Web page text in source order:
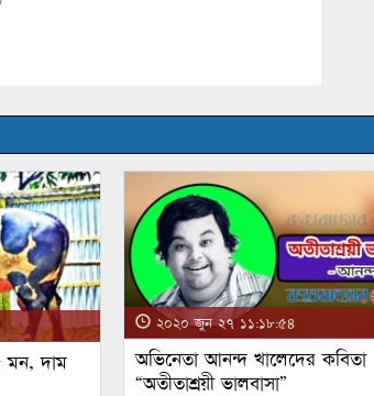
মন, দাম
২০২০ জুন ২৭ ১১:১৮:৫৪
অভিনেতা আনন্দ খালেদের কবিতা
“অতীতাশ্রয়ী ভালবাসা”